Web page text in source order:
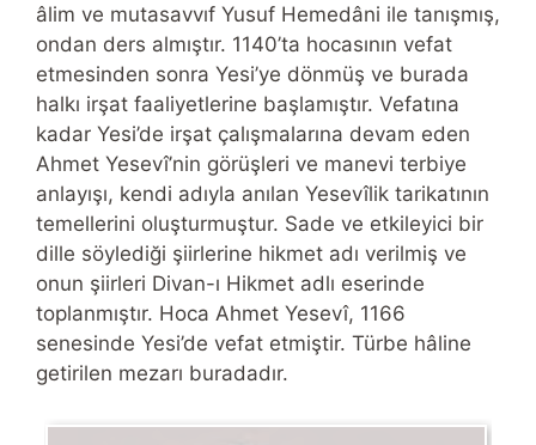
âlim ve mutasavvıf Yusuf Hemedâni ile tanışmış,
ondan ders almıştır. 1140’ta hocasının vefat
etmesinden sonra Yesi’ye dönmüş ve burada
halkı irşat faaliyetlerine başlamıştır. Vefatına
kadar Yesi’de irşat çalışmalarına devam eden
Ahmet Yesevî’nin görüşleri ve manevi terbiye
anlayışı, kendi adıyla anılan Yesevîlik tarikatının
temellerini oluşturmuştur. Sade ve etkileyici bir
dille söylediği şiirlerine hikmet adı verilmiş ve
onun şiirleri Divan-ı Hikmet adlı eserinde
toplanmıştır. Hoca Ahmet Yesevî, 1166
senesinde Yesi’de vefat etmiştir. Türbe hâline
getirilen mezarı buradadır.